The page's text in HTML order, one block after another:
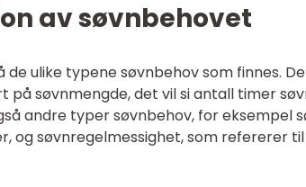
av søvnbehovet
de ulike typene søvnbehov som finnes.
på søvnmengde, det vil si antall timer
andre typer søvnbehov, for eksempel
og søvnregelmessighet, som refererer